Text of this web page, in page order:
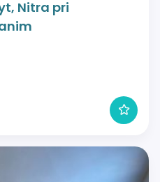
Nitra pri